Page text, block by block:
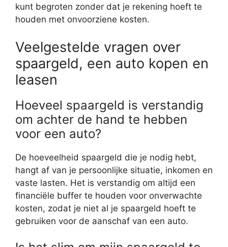
kunt begroten zonder dat je rekening hoeft te
houden met onvoorziene kosten.
Veelgestelde vragen over
spaargeld, een auto kopen en
leasen
Hoeveel spaargeld is verstandig
om achter de hand te hebben
voor een auto?
De hoeveelheid spaargeld die je nodig hebt,
hangt af van je persoonlijke situatie, inkomen en
vaste lasten. Het is verstandig om altijd een
financiële buffer te houden voor onverwachte
kosten, zodat je niet al je spaargeld hoeft te
gebruiken voor de aanschaf van een auto.